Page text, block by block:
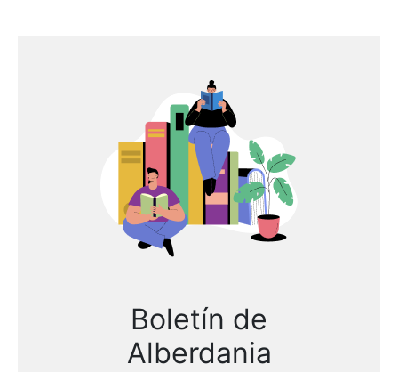
Boletín de
Alberdania